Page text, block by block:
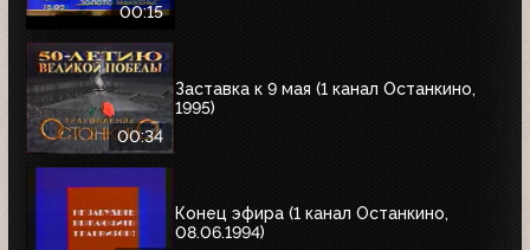
00:15
00:34
Заставка к 9 мая (1 канал Останкино,
1995)
Конец эфира (1 канал Останкино,
08.06.1994)